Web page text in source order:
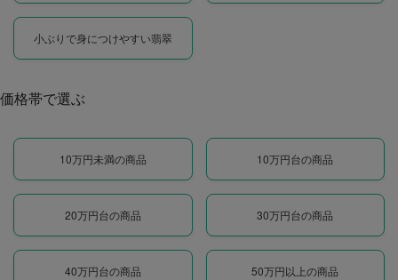
小ぶりで身につけやすい翡翠
価格帯で選ぶ
10万円未満の商品 10万円台の商品
20万円台の商品 30万円台の商品
40万円台の商品 50万円以上の商品